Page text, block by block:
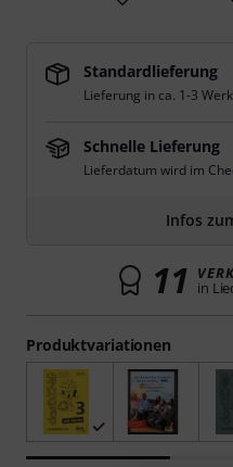
Produktvariationen
Standardlieferung
Lieferung in ca. 1-3
Schnelle Lieferung
Lieferdatum wird im
Infos
11 in